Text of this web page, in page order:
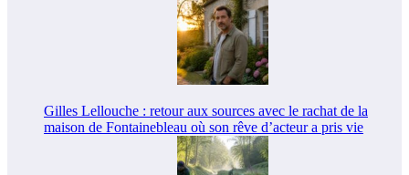
Gilles Lellouche : retour aux sources avec le rachat de la
maison de Fontainebleau où son rêve d’acteur a pris vie